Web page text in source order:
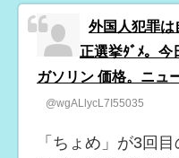
外国人犯罪は
正選挙ﾀﾞﾒ。今
ガソリン 価格。ニュ
@wgALlycL7I55035
「ちょめ」が3回